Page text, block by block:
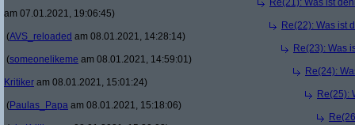
Re(21): Was ist
am 07.01.2021, 19:06:45)
Re(22): Was ist
(AVS_reloaded am 08.01.2021, 14:28:14)
Re(23): Was
(someonelikeme am 08.01.2021, 14:59:01)
Re(24):
Kritiker am 08.01.2021, 15:01:24)
Re(25):
(Paulas_Papa am 08.01.2021, 15:18:06)